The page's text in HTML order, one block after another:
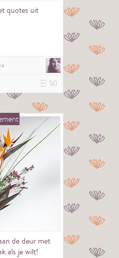
quotes uit
50
de deur met
als je wilt!